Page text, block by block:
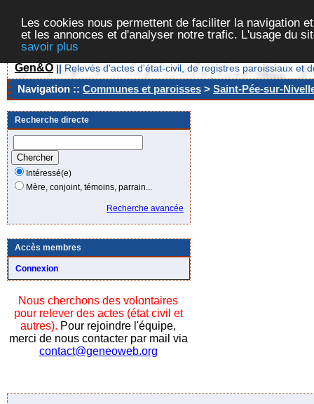
Les cookies nous permettent de faciliter la navigation
et les annonces et d'analyser notre trafic. L'usage du
savoir plus
Gen&O || Relevés d'actes d'état-civil, de registres paroissiaux et
Navigation :: Communes et paroisses > Saint-Pée-sur-
Recherche directe
Intéressé(e)
Mère, conjoint, témoins, parrain...
Recherche avancée
Accès membres
Connexion
Nous cherchons des volontaires
pour relever des actes (état civil et
autres). Pour rejoindre l'équipe,
merci de nous contacter par mail via
contact@geneoweb.org